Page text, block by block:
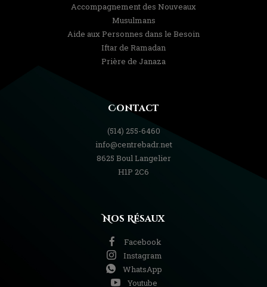
Accompagnement des Nouveaux
Musulmans
Aide aux Personnes dans le Besoin
Iftar de Ramadan
Prière de Janaza
Contact
(514) 255-6460
info@centrebadr.net
8625 Boul Langelier
H1P 2C6
Nos Résaux
Facebook
Instagram
WhatsApp
Youtube